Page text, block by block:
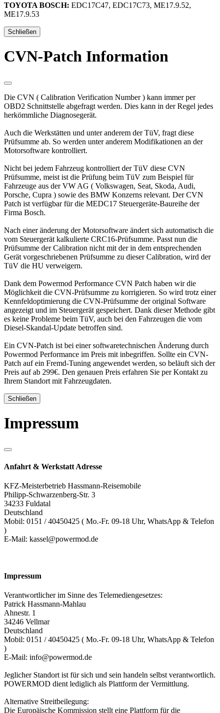
TOYOTA BOSCH: EDC17C47, EDC17C73, ME17.9.52,
ME17.9.53
Schließen
CVN-Patch Information
Die CVN ( Calibration Verification Number ) kann immer per
OBD2 Schnittstelle abgefragt werden. Dies kann in der Regel jedes
herkömmliche Diagnosegerät.
Auch die Werkstätten und unter anderem der TüV, fragt diese
Prüfsumme ab. So werden unter anderem Modifikationen an der
Motorsoftware kontrolliert.
Nicht bei jedem Fahrzeug kontrolliert der TüV diese CVN
Prüfsumme, meist ist die Prüfung beim TüV zum Beispiel für
Fahrzeuge aus der VW AG ( Volkswagen, Seat, Skoda, Audi,
Porsche, Cupra ) sowie des BMW Konzerns relevant. Der CVN
Patch ist verfügbar für die MEDC17 Steuergeräte-Baureihe der
Firma Bosch.
Nach einer änderung der Motorsoftware ändert sich automatisch die
vom Steuergerät kalkulierte CRC16-Prüfsumme. Passt nun die
Prüfsumme der Calibration nicht mit der in dem entsprechenden
Gerät vorgeschriebenen Prüfsumme zu dieser Calibration, wird der
TüV die HU verweigern.
Dank dem Powermod Performance CVN Patch haben wir die
Möglichkeit die CVN-Prüfsumme zu korrigieren. So wird trotz einer
Kennfeldoptimierung die CVN-Prüfsumme der original Software
angezeigt und im Steuergerät gespeichert. Dank dieser Methode gibt
es keine Probleme beim TüV, auch bei den Fahrzeugen die vom
Diesel-Skandal-Update betroffen sind.
Ein CVN-Patch ist bei einer softwaretechnischen Änderung durch
Powermod Performance im Preis mit inbegriffen. Sollte ein CVN-
Patch auf ein Fremd-Tuning angewendet werden, so beläuft sich der
Preis auf ab 299€. Den genauen Preis erfahren Sie per Kontakt zu
Ihrem Standort mit Fahrzeugdaten.
Schließen
Impressum
Anfahrt & Werkstatt Adresse
KFZ-Meisterbetrieb Hassmann-Reisemobile
Philipp-Schwarzenberg-Str. 3
34233 Fuldatal
Deutschland
Mobil: 0151 / 40450425 ( Mo.-Fr. 09-18 Uhr, WhatsApp & Telefon
)
E-Mail: kassel@powermod.de
Impressum
Verantwortlicher im Sinne des Telemediengesetzes:
Patrick Hassmann-Mahlau
Ahnestr. 1
34246 Vellmar
Deutschland
Mobil: 0151 / 40450425 ( Mo.-Fr. 09-18 Uhr, WhatsApp & Telefon
)
E-Mail: info@powermod.de
Jeglicher Standort ist für sich und sein handeln selbst verantwortlich.
POWERMOD dient lediglich als Plattform der Vermittlung.
Alternative Streitbeilegung:
Die Europäische Kommission stellt eine Plattform für die